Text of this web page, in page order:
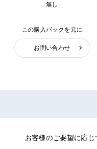
無し
この購入パックを元に
お問い合わせ
お客様のご要望に応